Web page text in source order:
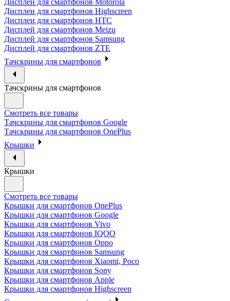
Дисплей для смартфонов Motorola
Дисплеи для смартфонов Highscreen
Дисплеи для смартфонов HTC
Дисплей для смартфонов Meizu
Дисплей для смартфонов Samsung
Дисплей для смартфонов ZTE
Тачскрины для смартфонов
Тачскрины для смартфонов
Смотреть все товары
Тачскрины для смартфонов Google
Тачскрины для смартфонов OnePlus
Крышки
Крышки
Смотреть все товары
Крышки для смартфонов OnePlus
Крышки для смартфонов Google
Крышки для смартфонов Vivo
Крышки для смартфонов IQOO
Крышки для смартфонов Oppo
Крышки для смартфонов Samsung
Крышки для смартфонов Xiaomi, Poco
Крышки для смартфонов Sony
Крышки для смартфонов Apple
Крышки для смартфонов Highscreen